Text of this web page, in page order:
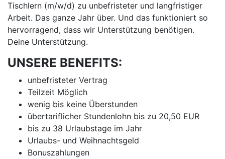
Tischlern (m/w/d) zu unbefristeter und langfristiger
Arbeit. Das ganze Jahr über. Und das funktioniert so
hervorragend, dass wir Unterstützung benötigen.
Deine Unterstützung.
UNSERE BENEFITS:
unbefristeter Vertrag
Teilzeit Möglich
wenig bis keine Überstunden
übertariflicher Stundenlohn bis zu 20,50 EUR
bis zu 38 Urlaubstage im Jahr
Urlaubs- und Weihnachtsgeld
Bonuszahlungen